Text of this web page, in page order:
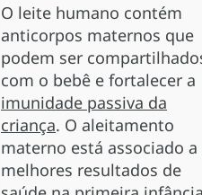
O leite humano contém
anticorpos maternos que
podem ser
com o bebê e fortalecer a
imunidade passiva da
criança. O aleitamento
materno está associado a
melhores resultados de